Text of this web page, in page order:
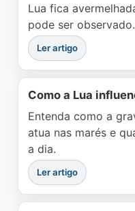
Lua fica
pode ser observado.
Ler artigo
Como a Lua
Entenda como a
atua nas marés e
a dia.
Ler artigo